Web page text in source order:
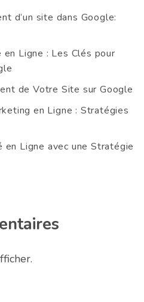
d’un site dans Google:
Ligne : Les Clés pour
de Votre Site sur Google
en Ligne : Stratégies
Ligne avec une Stratégie